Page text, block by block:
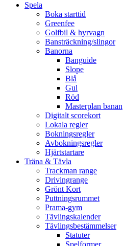
Spela
Boka starttid
Greenfee
Golfbil & hyrvagn
Bansträckning/slingor
Banorna
Banguide
Slope
Blå
Gul
Röd
Masterplan banan
Digitalt scorekort
Lokala regler
Bokningsregler
Avbokningsregler
Hjärtstartare
Träna & Tävla
Trackman range
Drivingrange
Grönt Kort
Puttningsrummet
Prama-gym
Tävlingskalender
Tävlingsbestämmelser
Statuter
Spelformer